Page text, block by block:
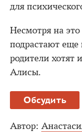
для
Несмотря на
подрастают еще
родители хотят
Алисы.
Обсудить
Автор: